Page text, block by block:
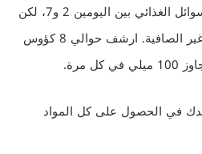
يجب أن تحافظ على نظام السوائل الغذائي بين اليومين 2 و7، لكن
يمكنك البدء بإضافة السوائل غير الصافية. ارشف حوالي 8 كؤوس
مرة.
في الحصول على كل المواد